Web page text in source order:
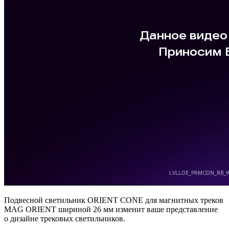
Подвесной светильник ORIENT CONE для магнитных треков
MAG ORIENT шириной 26 мм изменит ваше представление
о дизайне трековых светильников.